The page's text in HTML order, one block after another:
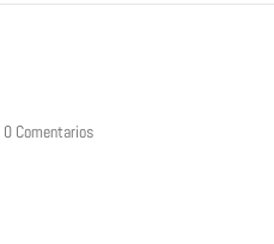
0 Comentarios